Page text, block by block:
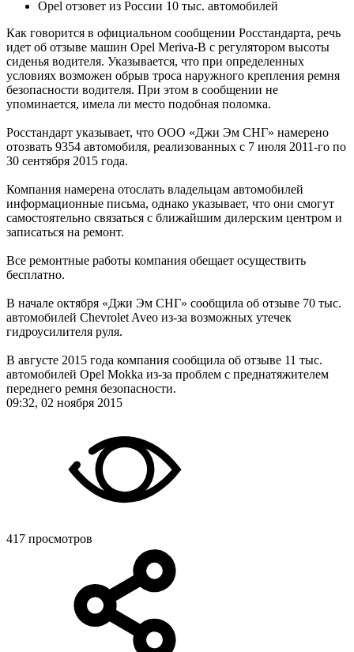
Opel отзовет из России 10 тыс. автомобилей
Как говорится в официальном сообщении Росстандарта, речь
идет об отзыве машин Opel Meriva-B с регулятором высоты
сиденья водителя. Указывается, что при определенных
условиях возможен обрыв троса наружного крепления ремня
безопасности водителя. При этом в сообщении не
упоминается, имела ли место подобная поломка.
Росстандарт указывает, что ООО «Джи Эм СНГ» намерено
отозвать 9354 автомобиля, реализованных с 7 июля 2011-го по
30 сентября 2015 года.
Компания намерена отослать владельцам автомобилей
информационные письма, однако указывает, что они смогут
самостоятельно связаться с ближайшим дилерским центром и
записаться на ремонт.
Все ремонтные работы компания обещает осуществить
бесплатно.
В начале октября «Джи Эм СНГ» сообщила об отзыве 70 тыс.
автомобилей Chevrolet Aveo из-за возможных утечек
гидроусилителя руля.
В августе 2015 года компания сообщила об отзыве 11 тыс.
автомобилей Opel Mokka из-за проблем с преднатяжителем
переднего ремня безопасности.
09:32, 02 ноября 2015
417 просмотров